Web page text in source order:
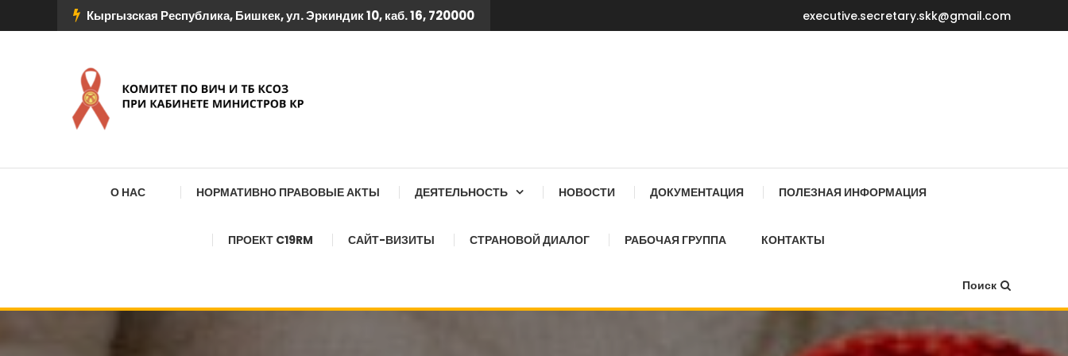
к
Кыргызская Республика, Бишкек, ул. Эркиндик 10, каб. 16, 720000 executive.secretary.skk@gmail.com
О НАС НОРМАТИВНО ПРАВОВЫЕ АКТЫ ДЕЯТЕЛЬНОСТЬ НОВОСТИ ДОКУМЕНТАЦИЯ ПОЛЕЗНАЯ ИНФОРМАЦИЯ
ПРОЕКТ C19RM САЙТ-ВИЗИТЫ СТРАНОВОЙ ДИАЛОГ РАБОЧАЯ ГРУППА КОНТАКТЫ
Поиск